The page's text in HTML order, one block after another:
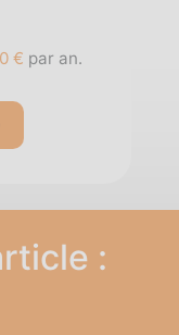
€ par an.
: